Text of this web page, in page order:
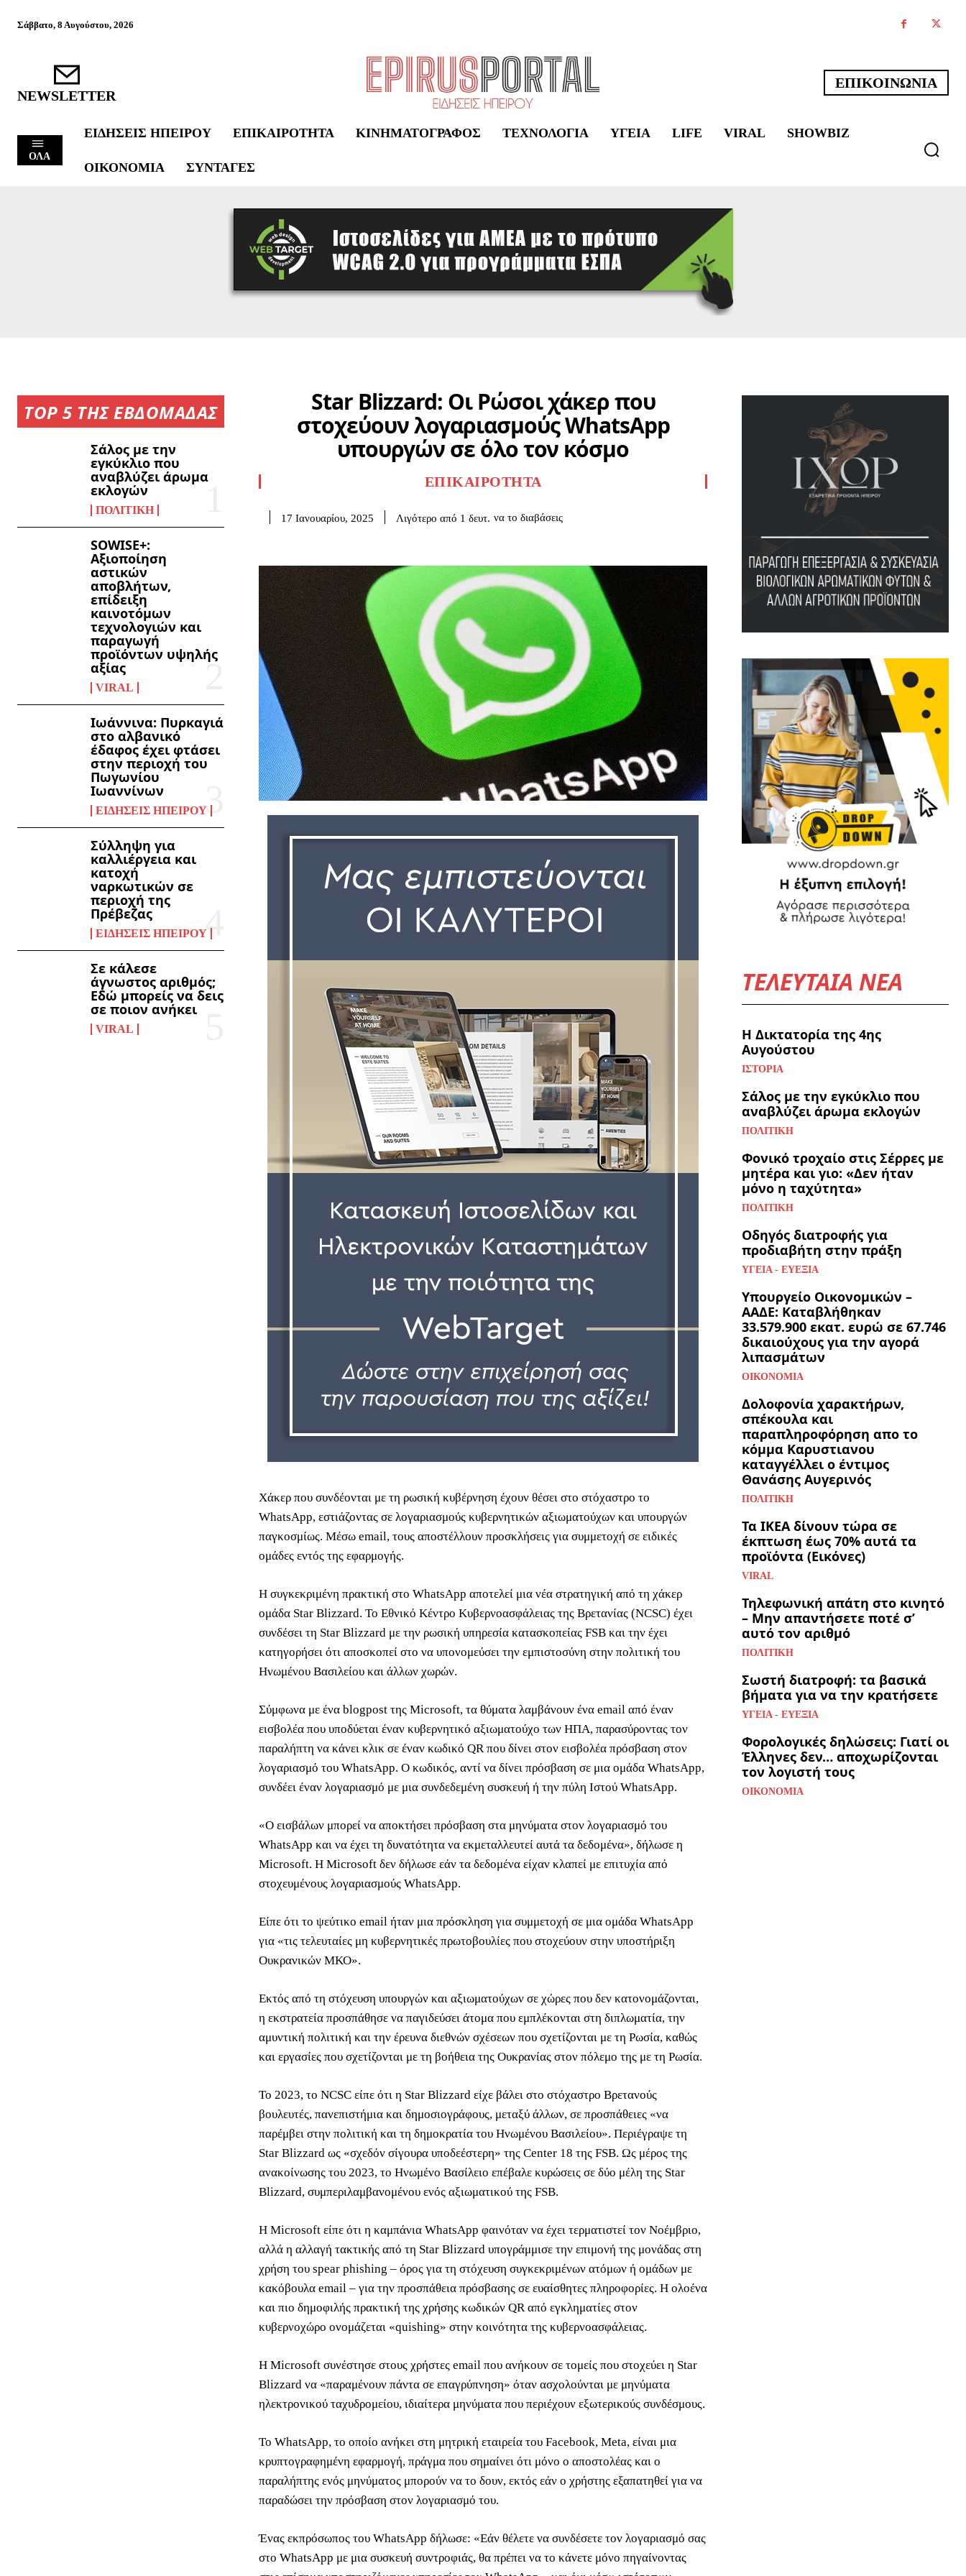
Σάββατο, 8 Αυγούστου, 2026
NEWSLETTER
ΕΠΙΚΟΙΝΩΝΙΑ
ΟΛΑ
ΕΙΔΉΣΕΙΣ ΗΠΕΊΡΟΥ ΕΠΙΚΑΙΡΌΤΗΤΑ ΚΙΝΗΜΑΤΟΓΡΆΦΟΣ ΤΕΧΝΟΛΟΓΊΑ ΥΓΕΊΑ LIFE VIRAL SHOWBIZ
ΟΙΚΟΝΟΜΊΑ ΣΥΝΤΑΓΈΣ
TOP 5 ΤΗΣ ΕΒΔΟΜΑΔΑΣ
Σάλος με την
εγκύκλιο που
αναβλύζει άρωμα
εκλογών
ΠΟΛΙΤΙΚΉ
SOWISE+:
Αξιοποίηση
αστικών
αποβλήτων,
επίδειξη
καινοτόμων
τεχνολογιών και
παραγωγή
προϊόντων υψηλής
αξίας
VIRAL
Ιωάννινα: Πυρκαγιά
στο αλβανικό
έδαφος έχει φτάσει
στην περιοχή του
Πωγωνίου
Ιωαννίνων
ΕΙΔΉΣΕΙΣ ΗΠΕΊΡΟΥ
Σύλληψη για
καλλιέργεια και
κατοχή
ναρκωτικών σε
περιοχή της
Πρέβεζας
ΕΙΔΉΣΕΙΣ ΗΠΕΊΡΟΥ
Σε κάλεσε
άγνωστος αριθμός;
Εδώ μπορείς να δεις
σε ποιον ανήκει
VIRAL
Star Blizzard: Οι Ρώσοι χάκερ που
στοχεύουν λογαριασμούς WhatsApp
υπουργών σε όλο τον κόσμο
ΕΠΙΚΑΙΡΌΤΗΤΑ
17 Ιανουαρίου, 2025 Λιγότερο από 1 δευτ. να το διαβάσεις
Χάκερ που συνδέονται με τη ρωσική κυβέρνηση έχουν θέσει στο στόχαστρο το
WhatsApp, εστιάζοντας σε λογαριασμούς κυβερνητικών αξιωματούχων και υπουργών
παγκοσμίως. Μέσω email, τους αποστέλλουν προσκλήσεις για συμμετοχή σε ειδικές
ομάδες εντός της εφαρμογής.
Η συγκεκριμένη πρακτική στο WhatsApp αποτελεί μια νέα στρατηγική από τη χάκερ
ομάδα Star Blizzard. Το Εθνικό Κέντρο Κυβερνοασφάλειας της Βρετανίας (NCSC) έχει
συνδέσει τη Star Blizzard με την ρωσική υπηρεσία κατασκοπείας FSB και την έχει
κατηγορήσει ότι αποσκοπεί στο να υπονομεύσει την εμπιστοσύνη στην πολιτική του
Ηνωμένου Βασιλείου και άλλων χωρών.
Σύμφωνα με ένα blogpost της Microsoft, τα θύματα λαμβάνουν ένα email από έναν
εισβολέα που υποδύεται έναν κυβερνητικό αξιωματούχο των ΗΠΑ, παρασύροντας τον
παραλήπτη να κάνει κλικ σε έναν κωδικό QR που δίνει στον εισβολέα πρόσβαση στον
λογαριασμό του WhatsApp. Ο κωδικός, αντί να δίνει πρόσβαση σε μια ομάδα WhatsApp,
συνδέει έναν λογαριασμό με μια συνδεδεμένη συσκευή ή την πύλη Ιστού WhatsApp.
«Ο εισβάλων μπορεί να αποκτήσει πρόσβαση στα μηνύματα στον λογαριασμό του
WhatsApp και να έχει τη δυνατότητα να εκμεταλλευτεί αυτά τα δεδομένα», δήλωσε η
Microsoft. Η Microsoft δεν δήλωσε εάν τα δεδομένα είχαν κλαπεί με επιτυχία από
στοχευμένους λογαριασμούς WhatsApp.
Είπε ότι το ψεύτικο email ήταν μια πρόσκληση για συμμετοχή σε μια ομάδα WhatsApp
για «τις τελευταίες μη κυβερνητικές πρωτοβουλίες που στοχεύουν στην υποστήριξη
Ουκρανικών ΜΚΟ».
Εκτός από τη στόχευση υπουργών και αξιωματούχων σε χώρες που δεν κατονομάζονται,
η εκστρατεία προσπάθησε να παγιδεύσει άτομα που εμπλέκονται στη διπλωματία, την
αμυντική πολιτική και την έρευνα διεθνών σχέσεων που σχετίζονται με τη Ρωσία, καθώς
και εργασίες που σχετίζονται με τη βοήθεια της Ουκρανίας στον πόλεμο της με τη Ρωσία.
Το 2023, το NCSC είπε ότι η Star Blizzard είχε βάλει στο στόχαστρο Βρετανούς
βουλευτές, πανεπιστήμια και δημοσιογράφους, μεταξύ άλλων, σε προσπάθειες «να
παρέμβει στην πολιτική και τη δημοκρατία του Ηνωμένου Βασιλείου». Περιέγραψε τη
Star Blizzard ως «σχεδόν σίγουρα υποδεέστερη» της Center 18 της FSB. Ως μέρος της
ανακοίνωσης του 2023, το Ηνωμένο Βασίλειο επέβαλε κυρώσεις σε δύο μέλη της Star
Blizzard, συμπεριλαμβανομένου ενός αξιωματικού της FSB.
Η Microsoft είπε ότι η καμπάνια WhatsApp φαινόταν να έχει τερματιστεί τον Νοέμβριο,
αλλά η αλλαγή τακτικής από τη Star Blizzard υπογράμμισε την επιμονή της μονάδας στη
χρήση του spear phishing – όρος για τη στόχευση συγκεκριμένων ατόμων ή ομάδων με
κακόβουλα email – για την προσπάθεια πρόσβασης σε ευαίσθητες πληροφορίες. Η ολοένα
και πιο δημοφιλής πρακτική της χρήσης κωδικών QR από εγκληματίες στον
κυβερνοχώρο ονομάζεται «quishing» στην κοινότητα της κυβερνοασφάλειας.
Η Microsoft συνέστησε στους χρήστες email που ανήκουν σε τομείς που στοχεύει η Star
Blizzard να «παραμένουν πάντα σε επαγρύπνηση» όταν ασχολούνται με μηνύματα
ηλεκτρονικού ταχυδρομείου, ιδιαίτερα μηνύματα που περιέχουν εξωτερικούς συνδέσμους.
Το WhatsApp, το οποίο ανήκει στη μητρική εταιρεία του Facebook, Meta, είναι μια
κρυπτογραφημένη εφαρμογή, πράγμα που σημαίνει ότι μόνο ο αποστολέας και ο
παραλήπτης ενός μηνύματος μπορούν να το δουν, εκτός εάν ο χρήστης εξαπατηθεί για να
παραδώσει την πρόσβαση στον λογαριασμό του.
Ένας εκπρόσωπος του WhatsApp δήλωσε: «Εάν θέλετε να συνδέσετε τον λογαριασμό σας
στο WhatsApp με μια συσκευή συντροφιάς, θα πρέπει να το κάνετε μόνο πηγαίνοντας
ΤΕΛΕΥΤΑΙΑ ΝΕΑ
Η Δικτατορία της 4ης
Αυγούστου
ΙΣΤΟΡΊΑ
Σάλος με την εγκύκλιο που
αναβλύζει άρωμα εκλογών
ΠΟΛΙΤΙΚΉ
Φονικό τροχαίο στις Σέρρες με
μητέρα και γιο: «Δεν ήταν
μόνο η ταχύτητα»
ΠΟΛΙΤΙΚΉ
Οδηγός διατροφής για
προδιαβήτη στην πράξη
ΥΓΕΊΑ - ΕΥΕΞΊΑ
Υπουργείο Οικονομικών –
ΑΑΔΕ: Καταβλήθηκαν
33.579.900 εκατ. ευρώ σε 67.746
δικαιούχους για την αγορά
λιπασμάτων
ΟΙΚΟΝΟΜΊΑ
Δολοφονία χαρακτήρων,
σπέκουλα και
παραπληροφόρηση απο το
κόμμα Καρυστιανου
καταγγέλλει ο έντιμος
Θανάσης Αυγερινός
ΠΟΛΙΤΙΚΉ
Τα ΙΚΕΑ δίνουν τώρα σε
έκπτωση έως 70% αυτά τα
προϊόντα (Εικόνες)
VIRAL
Τηλεφωνική απάτη στο κινητό
– Μην απαντήσετε ποτέ σ’
αυτό τον αριθμό
ΠΟΛΙΤΙΚΉ
Σωστή διατροφή: τα βασικά
βήματα για να την κρατήσετε
ΥΓΕΊΑ - ΕΥΕΞΊΑ
Φορολογικές δηλώσεις: Γιατί οι
Έλληνες δεν… αποχωρίζονται
τον λογιστή τους
ΟΙΚΟΝΟΜΊΑ